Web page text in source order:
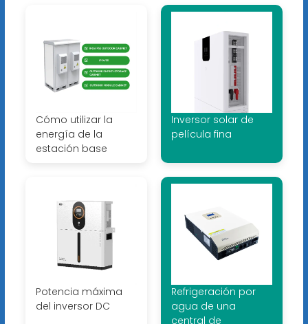
Cómo utilizar la
energía de la
estación base
Inversor solar de
película fina
Potencia máxima
del inversor DC
Refrigeración por
agua de una
central de